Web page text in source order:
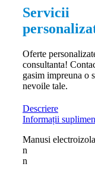
Servicii
Oferte
consultanta!
gasim impreuna o
nevoile tale.
Descriere
Informații
Manusi
n
n